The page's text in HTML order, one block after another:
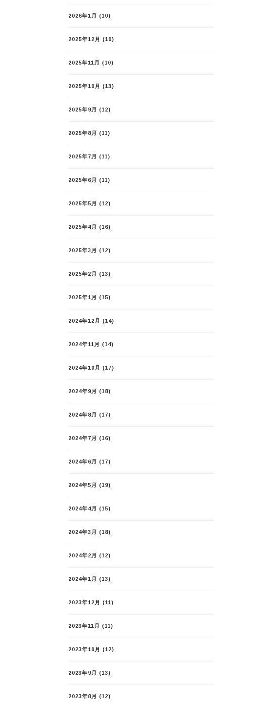
2026年1月 (10)
2025年12月 (10)
2025年11月 (10)
2025年10月 (13)
2025年9月 (12)
2025年8月 (11)
2025年7月 (11)
2025年6月 (11)
2025年5月 (12)
2025年4月 (16)
2025年3月 (12)
2025年2月 (13)
2025年1月 (15)
2024年12月 (14)
2024年11月 (14)
2024年10月 (17)
2024年9月 (18)
2024年8月 (17)
2024年7月 (16)
2024年6月 (17)
2024年5月 (19)
2024年4月 (15)
2024年3月 (18)
2024年2月 (12)
2024年1月 (13)
2023年12月 (11)
2023年11月 (11)
2023年10月 (12)
2023年9月 (13)
2023年8月 (12)